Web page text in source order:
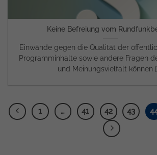
Keine Befreiung vom
Einwände gegen die Qualität der
Programminhalte sowie andere Fragen
und Meinungsvielfalt können
1 … 41 42 43